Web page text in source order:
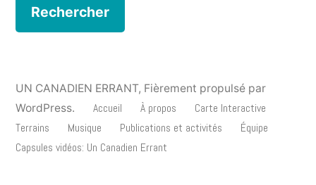
UN CANADIEN ERRANT, Fièrement propulsé par
WordPress.
Accueil À propos
Carte Interactive
Terrains
Musique Publications et activités
Équipe
Capsules vidéos: Un Canadien Errant